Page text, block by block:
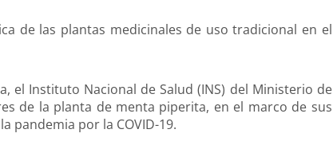
de las plantas medicinales de uso tradicional en el
el Instituto Nacional de Salud (INS) del Ministerio de
de la planta de menta piperita, en el marco de sus
pandemia por la COVID-19.